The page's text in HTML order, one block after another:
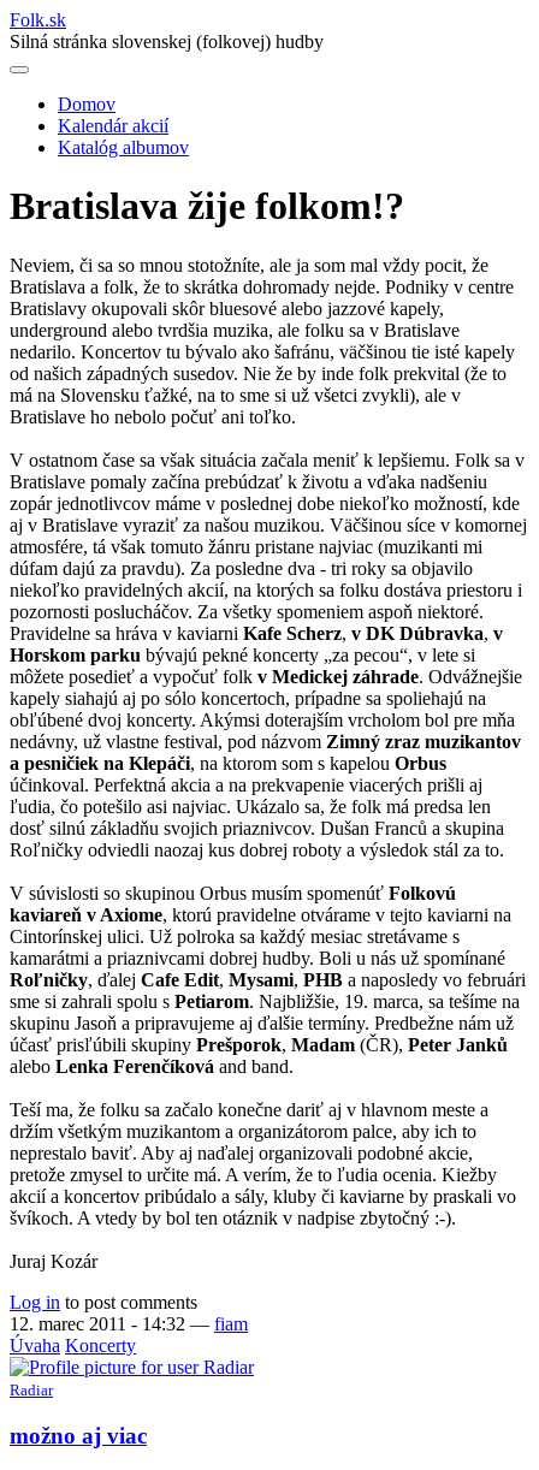
Folk.sk
Silná stránka slovenskej (folkovej) hudby
Main
navigation
Domov
Kalendár akcií
Katalóg albumov
Bratislava žije folkom!?
Neviem, či sa so mnou stotožníte, ale ja som mal vždy pocit, že
Bratislava a folk, že to skrátka dohromady nejde. Podniky v centre
Bratislavy okupovali skôr bluesové alebo jazzové kapely,
underground alebo tvrdšia muzika, ale folku sa v Bratislave
nedarilo. Koncertov tu bývalo ako šafránu, väčšinou tie isté kapely
od našich západných susedov. Nie že by inde folk prekvital (že to
má na Slovensku ťažké, na to sme si už všetci zvykli), ale v
Bratislave ho nebolo počuť ani toľko.
V ostatnom čase sa však situácia začala meniť k lepšiemu. Folk sa v
Bratislave pomaly začína prebúdzať k životu a vďaka nadšeniu
zopár jednotlivcov máme v poslednej dobe niekoľko možností, kde
aj v Bratislave vyraziť za našou muzikou. Väčšinou síce v komornej
atmosfére, tá však tomuto žánru pristane najviac (muzikanti mi
dúfam dajú za pravdu). Za posledne dva - tri roky sa objavilo
niekoľko pravidelných akcií, na ktorých sa folku dostáva priestoru i
pozornosti poslucháčov. Za všetky spomeniem aspoň niektoré.
Pravidelne sa hráva v kaviarni Kafe Scherz, v DK Dúbravka, v
Horskom parku bývajú pekné koncerty „za pecou“, v lete si
môžete posedieť a vypočuť folk v Medickej záhrade. Odvážnejšie
kapely siahajú aj po sólo koncertoch, prípadne sa spoliehajú na
obľúbené dvoj koncerty. Akýmsi doterajším vrcholom bol pre mňa
nedávny, už vlastne festival, pod názvom Zimný zraz muzikantov
a pesničiek na Klepáči, na ktorom som s kapelou Orbus
účinkoval. Perfektná akcia a na prekvapenie viacerých prišli aj
ľudia, čo potešilo asi najviac. Ukázalo sa, že folk má predsa len
dosť silnú základňu svojich priaznivcov. Dušan Franců a skupina
Roľničky odviedli naozaj kus dobrej roboty a výsledok stál za to.
V súvislosti so skupinou Orbus musím spomenúť Folkovú
kaviareň v Axiome, ktorú pravidelne otvárame v tejto kaviarni na
Cintorínskej ulici. Už polroka sa každý mesiac stretávame s
kamarátmi a priaznivcami dobrej hudby. Boli u nás už spomínané
Roľničky, ďalej Cafe Edit, Mysami, PHB a naposledy vo februári
sme si zahrali spolu s Petiarom. Najbližšie, 19. marca, sa tešíme na
skupinu Jasoň a pripravujeme aj ďalšie termíny. Predbežne nám už
účasť prisľúbili skupiny Prešporok, Madam (ČR), Peter Janků
alebo Lenka Ferenčíková and band.
Teší ma, že folku sa začalo konečne dariť aj v hlavnom meste a
držím všetkým muzikantom a organizátorom palce, aby ich to
neprestalo baviť. Aby aj naďalej organizovali podobné akcie,
pretože zmysel to určite má. A verím, že to ľudia ocenia. Kiežby
akcií a koncertov pribúdalo a sály, kluby či kaviarne by praskali vo
švíkoch. A vtedy by bol ten otáznik v nadpise zbytočný :-).
Juraj Kozár
Log in to post comments
12. marec 2011 - 14:32 — fiam
Úvaha Koncerty
Radiar
možno aj viac